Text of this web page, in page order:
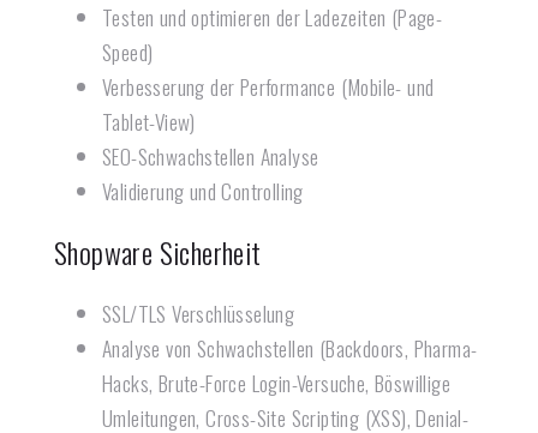
Testen und optimieren der Ladezeiten (Page-
Speed)
Verbesserung der Performance (Mobile- und
Tablet-View)
SEO-Schwachstellen Analyse
Validierung und Controlling
Shopware Sicherheit
SSL/TLS Verschlüsselung
Analyse von Schwachstellen (Backdoors, Pharma-
Hacks, Brute-Force Login-Versuche, Böswillige
Umleitungen, Cross-Site Scripting (XSS), Denial-